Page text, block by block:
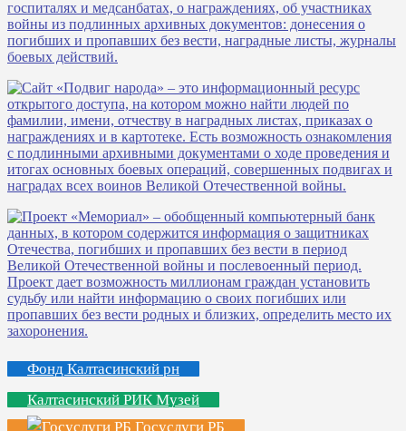
Фонд Калтасинский рн
Калтасинский РИК Музей
Госуслуги РБ